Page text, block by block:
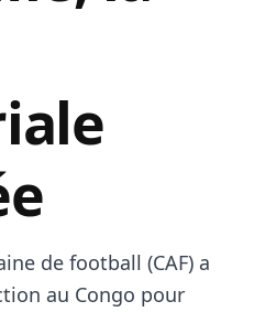
de football (CAF) a
au Congo pour